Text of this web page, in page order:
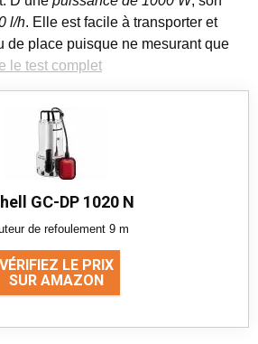
l/h. Elle est facile à transporter et
de place puisque ne mesurant que
le test complet
GC-DP 1020 N
de refoulement 9 m
VÉRIFIEZ LE PRIX
SUR AMAZON